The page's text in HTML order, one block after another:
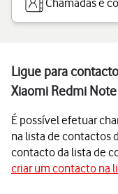
Chamadas e
Ligue para
Xiaomi Redmi
É possível efetuar
na lista de contactos
contacto da lista de
criar um contacto na